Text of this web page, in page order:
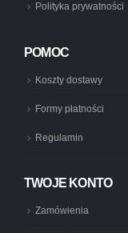
Polityka prywatności
POMOC
Koszty dostawy
Formy płatności
Regulamin
TWOJE KONTO
Zamówienia